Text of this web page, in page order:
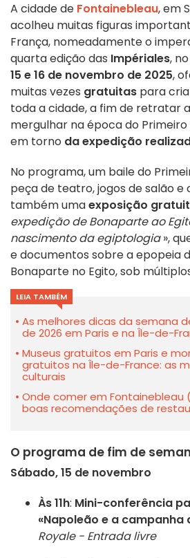
A cidade de Fontainebleau, em
acolheu muitas figuras
França, nomeadamente o
quarta edição das Impériales,
15 e 16 de novembro de 2025,
muitas vezes gratuitas para
toda a cidade, a fim de retratar
mergulhar na época do
em torno da expedição
No programa, um baile do
peça de teatro, jogos de salão e
também umaexposição
expedição de Bonaparte ao
nascimento da egiptologia»,
e documentos sobre a epopeia
Bonaparte no Egito, sob
LEIA TAMBÉM
As melhores dicas da semana
de 2026 em Paris e na Île-de-
Museus gratuitos em Paris e
gratuitos na Île-de-France: as
culturais
Onde comer em Fontainebleau
boas recomendações de
O programa de fim de
Sábado, 15 de novembro
Às 11h: Mini-conferência
«Napoleão e a campanha
Royale - Entrada livre